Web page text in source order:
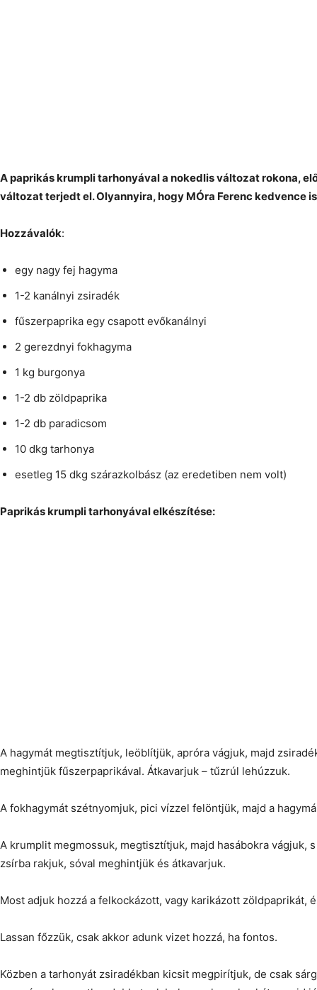
A paprikás krumpli tarhonyával a nokedlis változat rokona,
változat terjedt el. Olyannyira, hogy MÓra Ferenc kedvence
Hozzávalók:
egy nagy fej hagyma
1-2 kanálnyi zsiradék
fűszerpaprika egy csapott evőkanálnyi
2 gerezdnyi fokhagyma
1 kg burgonya
1-2 db zöldpaprika
1-2 db paradicsom
10 dkg tarhonya
esetleg 15 dkg szárazkolbász (az eredetiben nem volt)
Paprikás krumpli tarhonyával elkészítése:
A hagymát megtisztítjuk, leöblítjük, apróra vágjuk, majd
meghintjük fűszerpaprikával. Átkavarjuk – tűzrúl lehúzzuk.
A fokhagymát szétnyomjuk, pici vízzel felöntjük, majd a
A krumplit megmossuk, megtisztítjuk, majd hasábokra vágjuk,
zsírba rakjuk, sóval meghintjük és átkavarjuk.
Most adjuk hozzá a felkockázott, vagy karikázott zöldpaprikát,
Lassan főzzük, csak akkor adunk vizet hozzá, ha fontos.
Közben a tarhonyát zsiradékban kicsit megpirítjuk, de csak